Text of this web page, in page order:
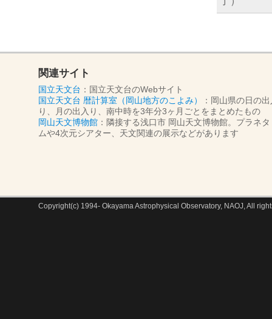
関連サイト
国立天文台 ：国立天文台のWebサイト
国立天文台 暦計算室（岡山地方のこよみ）
：岡山県の日の
り、月の出入り、南中時を3年分3ヶ月ごとをまとめたもの
岡山天文博物館 ：隣接する浅口市 岡山天文博物館。プラネタ
ムや4次元シアター、天文関連の展示などがあります
Copyright(c) 1994- Okayama Astrophysical Observatory, NAOJ, All